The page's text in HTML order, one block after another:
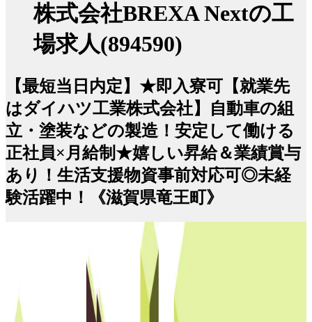
株式会社BREXA Nextの工
場求人(894590)
【最短当日内定】★即入寮可【就業先
はダイハツ工業株式会社】自動車の組
立・塗装などの製造！安定して働ける
正社員×月給制★嬉しい昇給＆業績賞与
あり！生活支援物資事前対応可◎未経
験活躍中！《滋賀県竜王町》